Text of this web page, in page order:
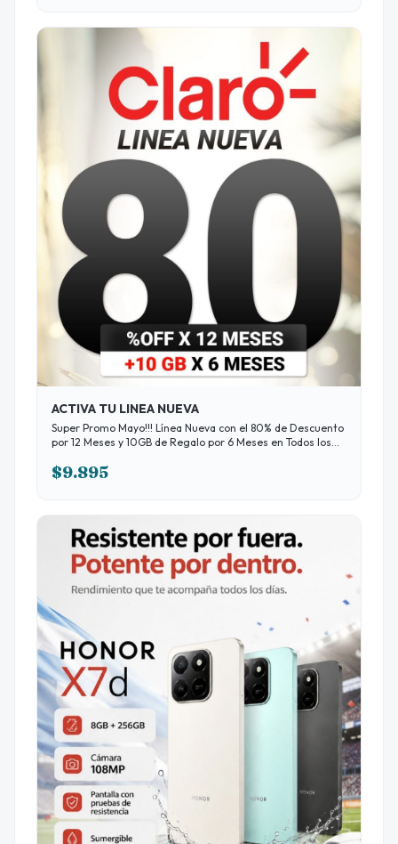
ACTIVA TU LINEA NUEVA
Super Promo Mayo!!! Línea Nueva con el 80% de Descuento
por 12 Meses y 10GB de Regalo por 6 Meses en Todos los
$9.895